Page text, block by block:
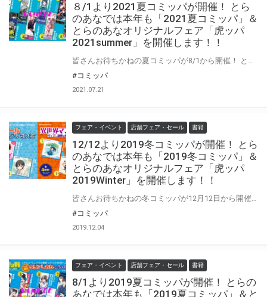
８/1より2021夏コミッパが開催！ とら
のあなでは本年も「2021夏コミッパ」＆
とらのあなオリジナルフェア「虎ッパ
2021summer」を開催します！！
#コミッパ
2021.07.21
フェア・イベント 店舗フェア・セール 書籍
12/12より2019冬コミッパが開催！ とら
のあなでは本年も「2019冬コミッパ」＆
とらのあなオリジナルフェア「虎ッパ
2019Winter」を開催します！！
#コミッパ
2019.12.04
フェア・イベント 店舗フェア・セール 書籍
8/1より2019夏コミッパが開催！ とらの
あなでは本年も「2019夏コミッパ」＆と